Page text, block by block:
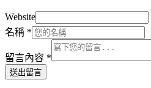
Website
名稱 *
留言內容 *
送出留言